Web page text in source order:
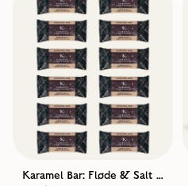
Karamel Bar: Fløde & Salt i mørk chokolade – Favoritpakke (12 stk.)